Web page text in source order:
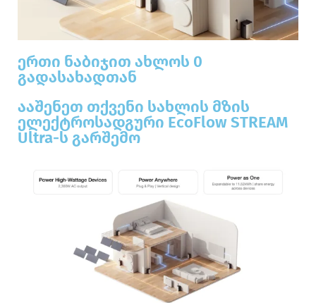
ერთი ნაბიჯით ახლოს 0
გადასახადთან
ააშენეთ თქვენი სახლის მზის
ელექტროსადგური EcoFlow STREAM
Ultra-ს გარშემო